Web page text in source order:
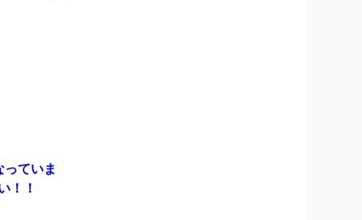
っていま
！！